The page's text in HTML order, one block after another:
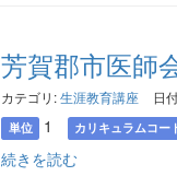
芳賀郡市医師
カテゴリ:生涯教育講座 日
単位 1 カリキュラムコー
続きを読む